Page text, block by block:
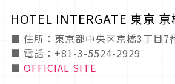
HOTEL INTERGATE 東京 京
■ 住所：東京都中央区京橋3丁目7
■ 電話：+81-3-5524-2929
■ OFFICIAL SITE